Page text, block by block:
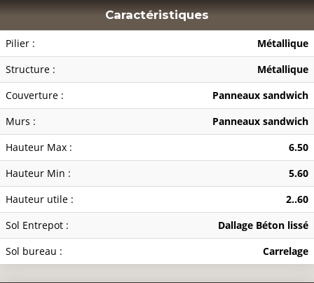
Caractéristiques
Pilier :
Métallique
Structure :
Métallique
Couverture :
Panneaux sandwich
Murs :
Panneaux sandwich
Hauteur Max :
6.50
Hauteur Min :
5.60
Hauteur utile :
2..60
Sol Entrepot :
Dallage Béton lissé
Sol bureau :
Carrelage